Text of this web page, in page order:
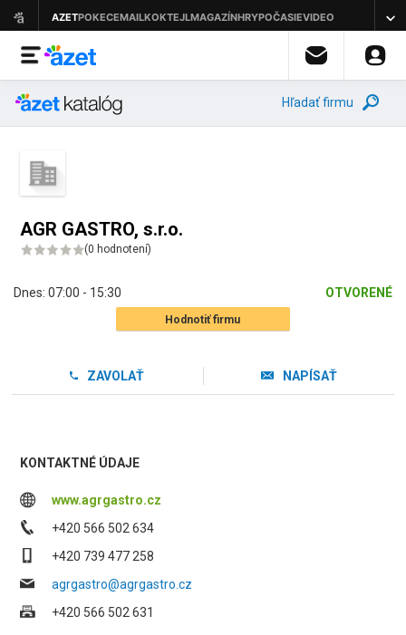
Hľadať firmu
AGR GASTRO, s.r.o.
(0 hodnotení)
Dnes: 07:00 - 15:30 OTVORENÉ
Hodnotiť firmu
ZAVOLAŤ NAPÍSAŤ
KONTAKTNÉ ÚDAJE
www.agrgastro.cz
+420 566 502 634
+420 739 477 258
agrgastro@agrgastro.cz
+420 566 502 631